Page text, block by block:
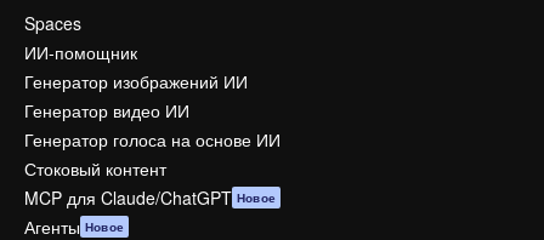
Spaces
ИИ-помощник
Генератор изображений ИИ
Генератор видео ИИ
Генератор голоса на основе ИИ
Стоковый контент
MCP для Claude/ChatGPT Новое
Агенты Новое